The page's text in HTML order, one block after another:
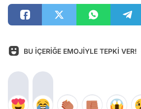
BU İÇERİĞE EMOJİYLE TEPKİ VER!